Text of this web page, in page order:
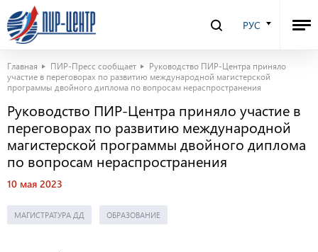
РУС
Главная ПИР-Пресс сообщает
Руководство ПИР-Центра приняло
участие в переговорах по развитию международной магистерской
программы двойного диплома по вопросам нераспространения
Руководство ПИР-Центра приняло участие в
переговорах по развитию международной
магистерской программы двойного диплома
по вопросам нераспространения
10 мая 2023
МАГИСТРАТУРА ДД ОБРАЗОВАНИЕ